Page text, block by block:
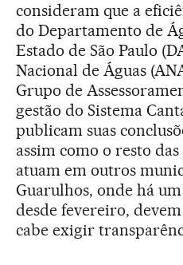
consideram que a
do Departamento de
Estado de São Paulo
Nacional de Águas
Grupo de
gestão do Sistema
publicam suas
assim como o resto
atuam em outros
Guarulhos, onde há
desde fevereiro,
cabe exigir